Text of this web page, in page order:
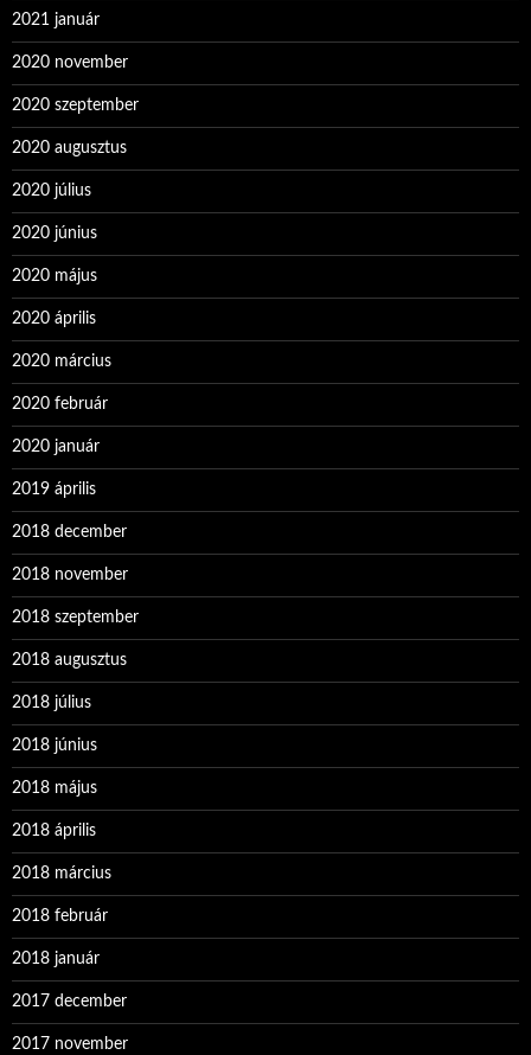
2021 január
2020 november
2020 szeptember
2020 augusztus
2020 július
2020 június
2020 május
2020 április
2020 március
2020 február
2020 január
2019 április
2018 december
2018 november
2018 szeptember
2018 augusztus
2018 július
2018 június
2018 május
2018 április
2018 március
2018 február
2018 január
2017 december
2017 november